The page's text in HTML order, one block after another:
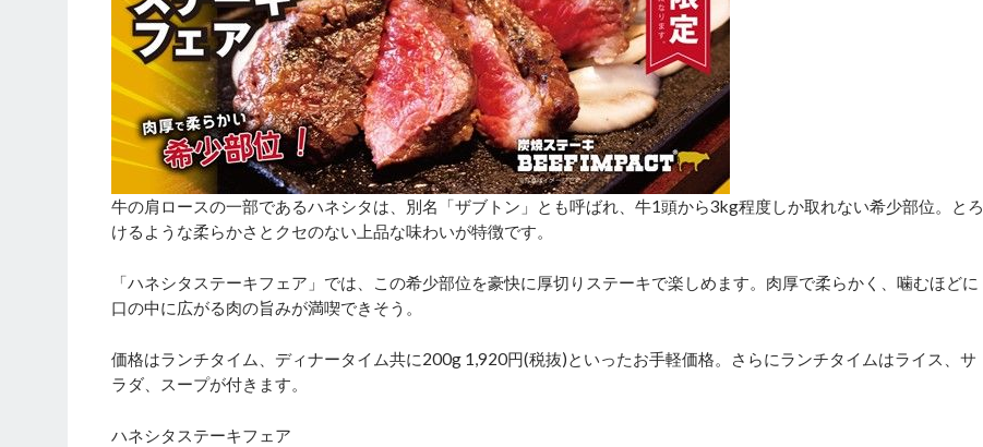
牛の肩ロースの一部であるハネシタは、別名「ザブトン」とも呼ばれ、牛1頭から3kg程度しか取れない希少部位。とろ
けるような柔らかさとクセのない上品な味わいが特徴です。
「ハネシタステーキフェア」では、この希少部位を豪快に厚切りステーキで楽しめます。肉厚で柔らかく、噛むほどに
口の中に広がる肉の旨みが満喫できそう。
価格はランチタイム、ディナータイム共に200g 1,920円(税抜)といったお手軽価格。さらにランチタイムはライス、サ
ラダ、スープが付きます。
ハネシタステーキフェア